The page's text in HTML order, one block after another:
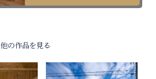
他の作品を見る